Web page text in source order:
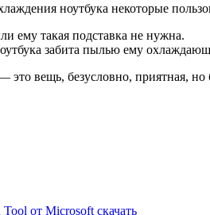
ноутбука некоторые
ему такая подставка не нужна.
забита пылью ему
вещь, безусловно, приятная, но
от Microsoft скачать